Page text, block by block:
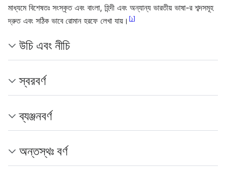
মাধ্যমে বিশেষতঃ সংস্কৃত এবং বাংলা, হিন্দী এবং অন্যান্য ভারতীয় ভাষা-র শব্দসমূহ
দ্রুত এবং সঠিক ভাবে রোমান হরফে লেখা যায়। [১]
উচি এবং নীচি
স্বরবর্ণ
ব্যঞ্জনবর্ণ
অন্তস্থঃ বর্ণ